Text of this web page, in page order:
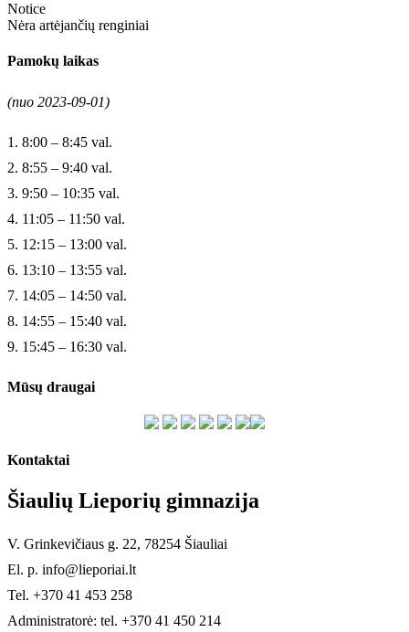
Notice
Nėra artėjančių renginiai
Pamokų laikas
(nuo 2023-09-01)
1. 8:00 – 8:45 val.
2. 8:55 – 9:40 val.
3. 9:50 – 10:35 val.
4. 11:05 – 11:50 val.
5. 12:15 – 13:00 val.
6. 13:10 – 13:55 val.
7. 14:05 – 14:50 val.
8. 14:55 – 15:40 val.
9. 15:45 – 16:30 val.
Mūsų draugai
Kontaktai
Šiaulių Lieporių gimnazija
V. Grinkevičiaus g. 22, 78254 Šiauliai
El. p. info@lieporiai.lt
Tel. +370 41 453 258
Administratorė: tel. +370 41 450 214